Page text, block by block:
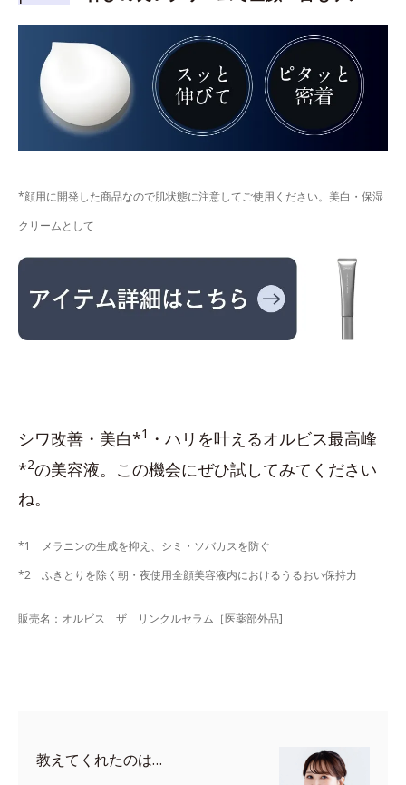
*顔用に開発した商品なので肌状態に注意してご使用ください。美白・保湿
クリームとして
シワ改善・美白*1 ・ハリを叶えるオルビス最高峰
*2の美容液。この機会にぜひ試してみてください
ね。
*1 メラニンの生成を抑え、シミ・ソバカスを防ぐ
*2 ふきとりを除く朝・夜使用全顔美容液内におけるうるおい保持力
販売名：オルビス ザ リンクルセラム［医薬部外品]
教えてくれたのは…